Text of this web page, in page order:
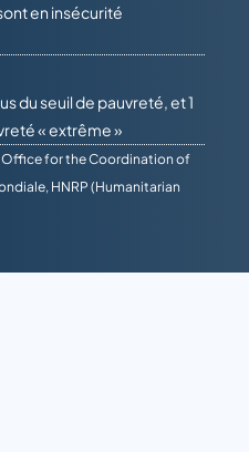
en insécurité
du seuil de pauvreté, et 1
« extrême »
Office for the Coordination of
HNRP (Humanitarian